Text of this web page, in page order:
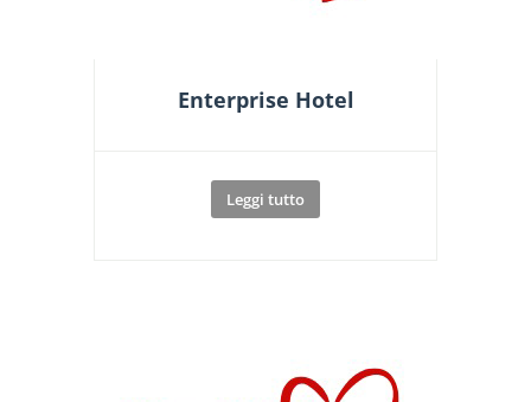
Enterprise Hotel
Leggi tutto